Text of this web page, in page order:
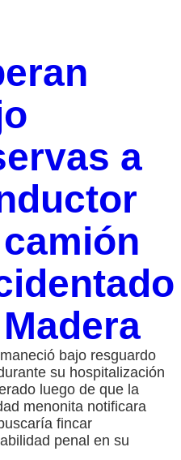
a
bajo resguardo
su hospitalización
luego de que la
menonita notificara
fincar
penal en su